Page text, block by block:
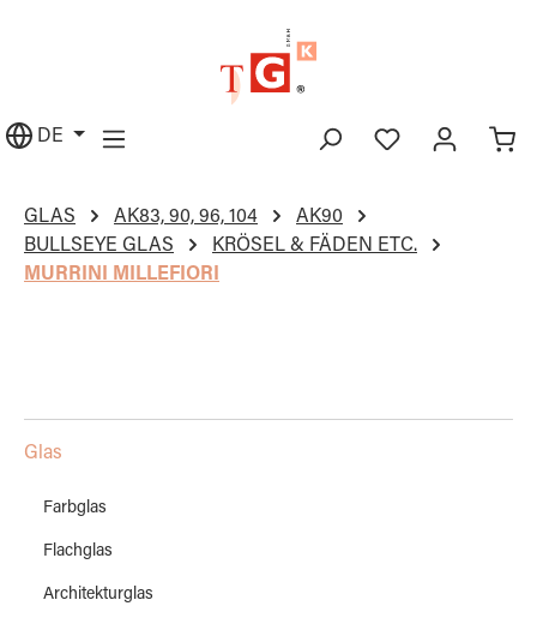
DE
GLAS AK83, 90, 96, 104
AK90
BULLSEYE GLAS
KRÖSEL & FÄDEN ETC.
MURRINI MILLEFIORI
Glas
Farbglas
Flachglas
Architekturglas